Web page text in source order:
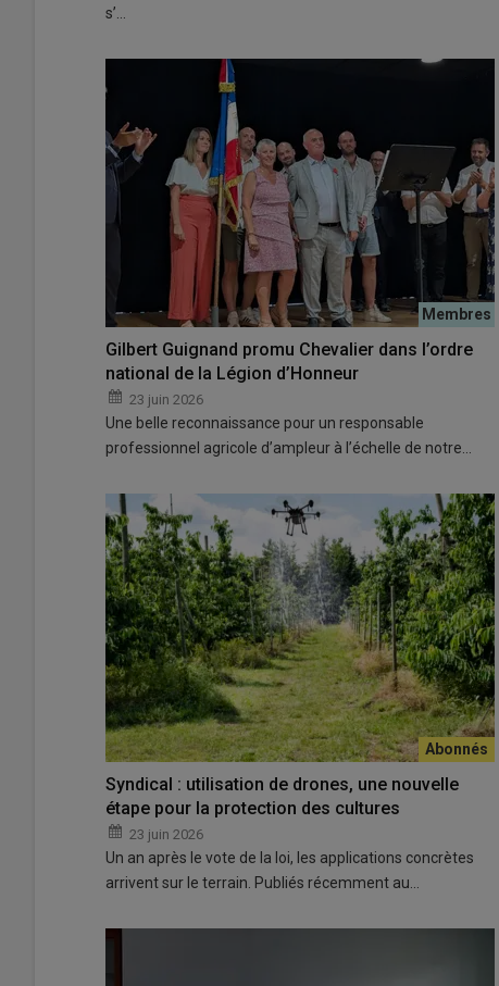
s’…
Gilbert Guignand promu Chevalier dans l’ordre
national de la Légion d’Honneur
23 juin 2026
Une belle reconnaissance pour un responsable
professionnel agricole d’ampleur à l’échelle de notre…
Syndical : utilisation de drones, une nouvelle
étape pour la protection des cultures
23 juin 2026
Un an après le vote de la loi, les applications concrètes
arrivent sur le terrain. Publiés récemment au…